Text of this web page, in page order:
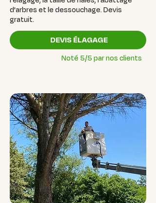
d'arbres et le dessouchage. Devis
gratuit.
DEVIS ÉLAGAGE
Noté 5/5 par nos clients